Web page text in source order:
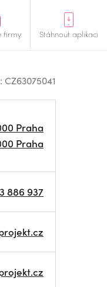
firmy Stáhnout aplikaci
CZ63075041
Praha
Praha
886 937